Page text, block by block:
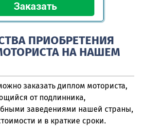
ПРИОБРЕТЕНИЯ
НА НАШЕМ
заказать диплом моториста,
от подлинника,
заведениями нашей страны,
и в краткие сроки.